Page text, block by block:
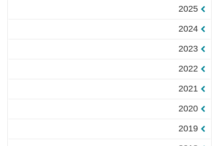
2025
2024
2023
2022
2021
2020
2019